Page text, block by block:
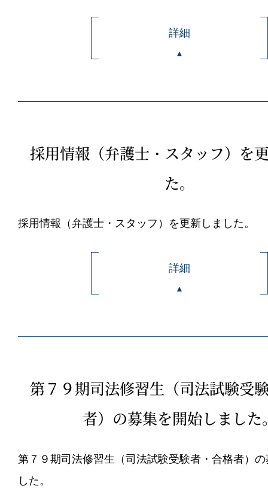
詳細
採用情報（弁護士・スタッフ）を
た。
採用情報（弁護士・スタッフ）を更新しました。
詳細
第７９期司法修習生（司法試験受
者）の募集を開始しました
第７９期司法修習生（司法試験受験者・合格者）
した。